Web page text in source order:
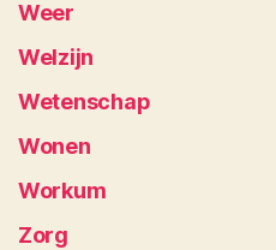
Weer
Welzijn
Wetenschap
Wonen
Workum
Zorg